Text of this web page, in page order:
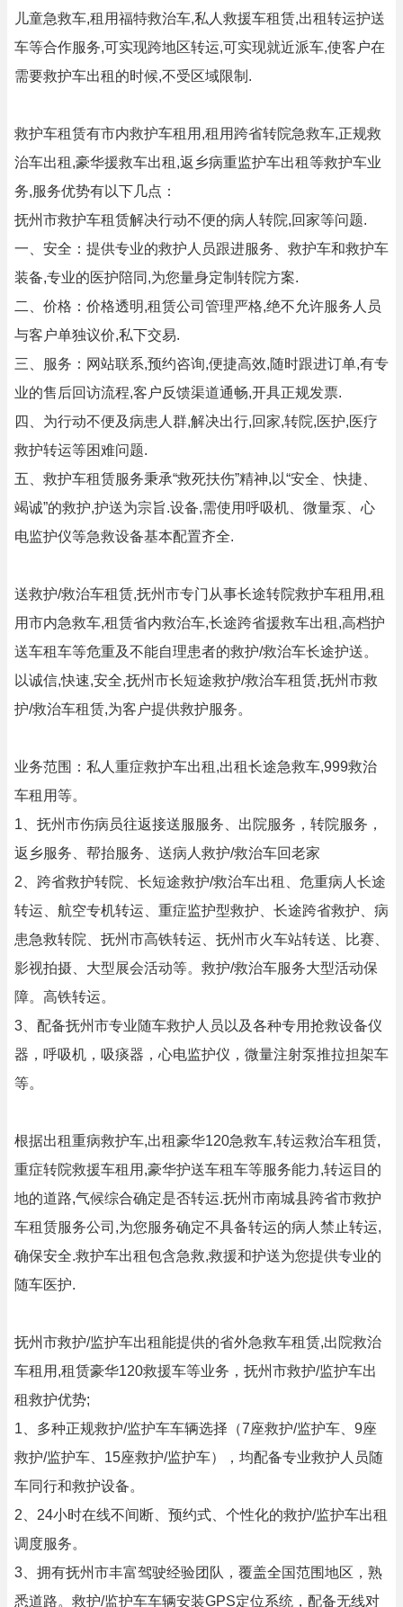
儿童急救车,租用福特救治车,私人救援车租赁,出租转运护送
车等合作服务,可实现跨地区转运,可实现就近派车,使客户在
需要救护车出租的时候,不受区域限制.
救护车租赁有市内救护车租用,租用跨省转院急救车,正规救
治车出租,豪华援救车出租,返乡病重监护车出租等救护车业
务,服务优势有以下几点：
抚州市救护车租赁解决行动不便的病人转院,回家等问题.
一、安全：提供专业的救护人员跟进服务、救护车和救护车
装备,专业的医护陪同,为您量身定制转院方案.
二、价格：价格透明,租赁公司管理严格,绝不允许服务人员
与客户单独议价,私下交易.
三、服务：网站联系,预约咨询,便捷高效,随时跟进订单,有专
业的售后回访流程,客户反馈渠道通畅,开具正规发票.
四、为行动不便及病患人群,解决出行,回家,转院,医护,医疗
救护转运等困难问题.
五、救护车租赁服务秉承“救死扶伤”精神,以“安全、快捷、
竭诚”的救护,护送为宗旨.设备,需使用呼吸机、微量泵、心
电监护仪等急救设备基本配置齐全.
送救护/救治车租赁,抚州市专门从事长途转院救护车租用,租
用市内急救车,租赁省内救治车,长途跨省援救车出租,高档护
送车租车等危重及不能自理患者的救护/救治车长途护送。
以诚信,快速,安全,抚州市长短途救护/救治车租赁,抚州市救
护/救治车租赁,为客户提供救护服务。
业务范围：私人重症救护车出租,出租长途急救车,999救治
车租用等。
1、抚州市伤病员往返接送服服务、出院服务，转院服务，
返乡服务、帮抬服务、送病人救护/救治车回老家
2、跨省救护转院、长短途救护/救治车出租、危重病人长途
转运、航空专机转运、重症监护型救护、长途跨省救护、病
患急救转院、抚州市高铁转运、抚州市火车站转送、比赛、
影视拍摄、大型展会活动等。救护/救治车服务大型活动保
障。高铁转运。
3、配备抚州市专业随车救护人员以及各种专用抢救设备仪
器，呼吸机，吸痰器，心电监护仪，微量注射泵推拉担架车
等。
根据出租重病救护车,出租豪华120急救车,转运救治车租赁,
重症转院救援车租用,豪华护送车租车等服务能力,转运目的
地的道路,气候综合确定是否转运.抚州市南城县跨省市救护
车租赁服务公司,为您服务确定不具备转运的病人禁止转运,
确保安全.救护车出租包含急救,救援和护送为您提供专业的
随车医护.
抚州市救护/监护车出租能提供的省外急救车租赁,出院救治
车租用,租赁豪华120救援车等业务，抚州市救护/监护车出
租救护优势;
1、多种正规救护/监护车车辆选择（7座救护/监护车、9座
救护/监护车、15座救护/监护车），均配备专业救护人员随
车同行和救护设备。
2、24小时在线不间断、预约式、个性化的救护/监护车出租
调度服务。
3、拥有抚州市丰富驾驶经验团队，覆盖全国范围地区，熟
悉道路。救护/监护车车辆安装GPS定位系统，配备无线对